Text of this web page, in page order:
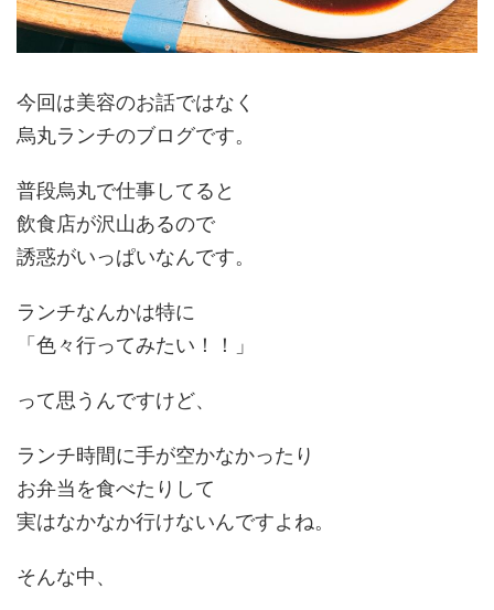
今回は美容のお話ではなく
烏丸ランチのブログです。
普段烏丸で仕事してると
飲食店が沢山あるので
誘惑がいっぱいなんです。
ランチなんかは特に
「色々行ってみたい！！」
って思うんですけど、
ランチ時間に手が空かなかったり
お弁当を食べたりして
実はなかなか行けないんですよね。
そんな中、